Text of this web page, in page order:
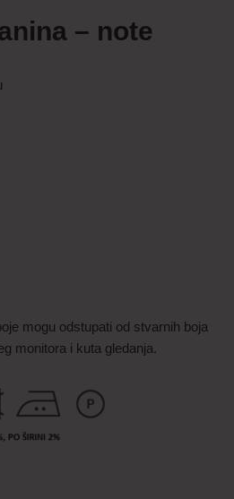
– note
mogu odstupati od stvarnih boja
monitora i kuta gledanja.